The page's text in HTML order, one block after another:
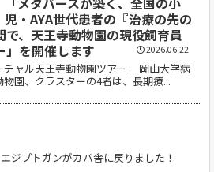
児・AYA世代患者の『治療の先の
、天王寺動物園の現役飼育員
」を開催します
ャル天王寺動物園ツアー」 岡山大学病
園、クラスターの4者は、長期療...
2026.06.22
エジプトガンがカバ舎に戻りました！